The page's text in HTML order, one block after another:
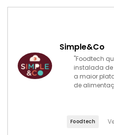
Simple&Co
"Foodtech
instalada de
a maior
de
Foodtech